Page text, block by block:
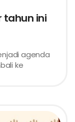
tahun ini
agenda
ke